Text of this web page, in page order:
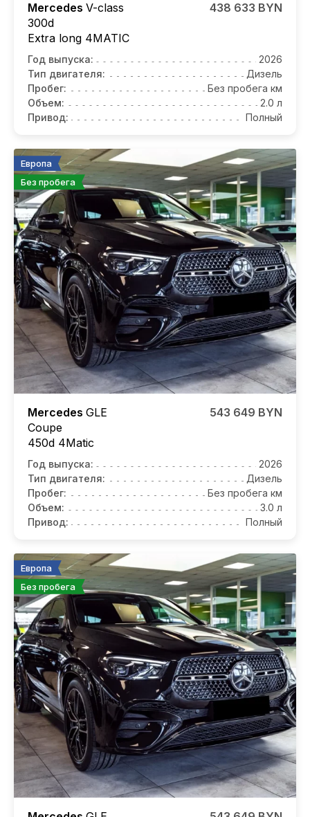
Mercedes V-class
300d
Еxtra long 4MATIС
438 633 BYN
Год выпуска:
2026
Тип двигателя:
Дизель
Пробег:
Без пробега км
Объем:
2.0 л
Привод:
Полный
Европа
Без пробега
Mercedes GLE
Coupe
450d 4Matic
543 649 BYN
Год выпуска:
2026
Тип двигателя:
Дизель
Пробег:
Без пробега км
Объем:
3.0 л
Привод:
Полный
Европа
Без пробега